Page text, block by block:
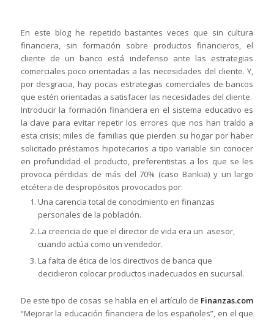
En este blog he repetido bastantes veces que sin cultura
financiera, sin formación sobre productos financieros, el
cliente de un banco está indefenso ante las estrategias
comerciales poco orientadas a las necesidades del cliente. Y,
por desgracia, hay pocas estrategias comerciales de bancos
que estén orientadas a satisfacer las necesidades del cliente.
Introducir la formación financiera en el sistema educativo es
la clave para evitar repetir los errores que nos han traído a
esta crisis; miles de familias que pierden su hogar por haber
solicitado préstamos hipotecarios a tipo variable sin conocer
en profundidad el producto, preferentistas a los que se les
provoca pérdidas de más del 70% (caso Bankia) y un largo
etcétera de despropósitos provocados por:
Una carencia total de conocimiento en finanzas
personales de la población.
La creencia de que el director de vida era un asesor,
cuando actúa como un vendedor.
La falta de ética de los directivos de banca que
decidieron colocar productos inadecuados en sucursal.
De este tipo de cosas se habla en el artículo de Finanzas.com
“Mejorar la educación financiera de los españoles”, en el que